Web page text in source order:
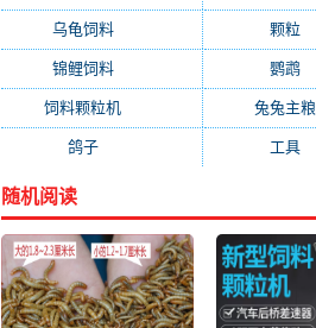
乌龟饲料(143) 颗粒
锦鲤饲料(132) 鹦鹉
饲料颗粒机 兔兔主粮
鸽子(108) 工具
随机阅读